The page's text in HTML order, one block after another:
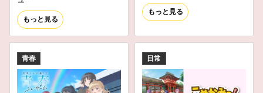
もっと見る
もっと見る
青春 日常